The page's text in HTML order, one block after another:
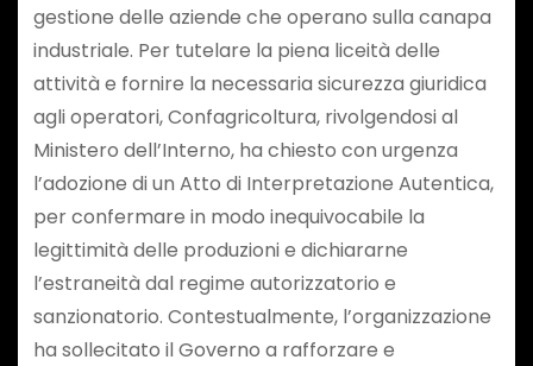
gestione delle aziende che operano sulla canapa
industriale. Per tutelare la piena liceità delle
attività e fornire la necessaria sicurezza giuridica
agli operatori, Confagricoltura, rivolgendosi al
Ministero dell’Interno, ha chiesto con urgenza
l’adozione di un Atto di Interpretazione Autentica,
per confermare in modo inequivocabile la
legittimità delle produzioni e dichiararne
l’estraneità dal regime autorizzatorio e
sanzionatorio. Contestualmente, l’organizzazione
ha sollecitato il Governo a rafforzare e